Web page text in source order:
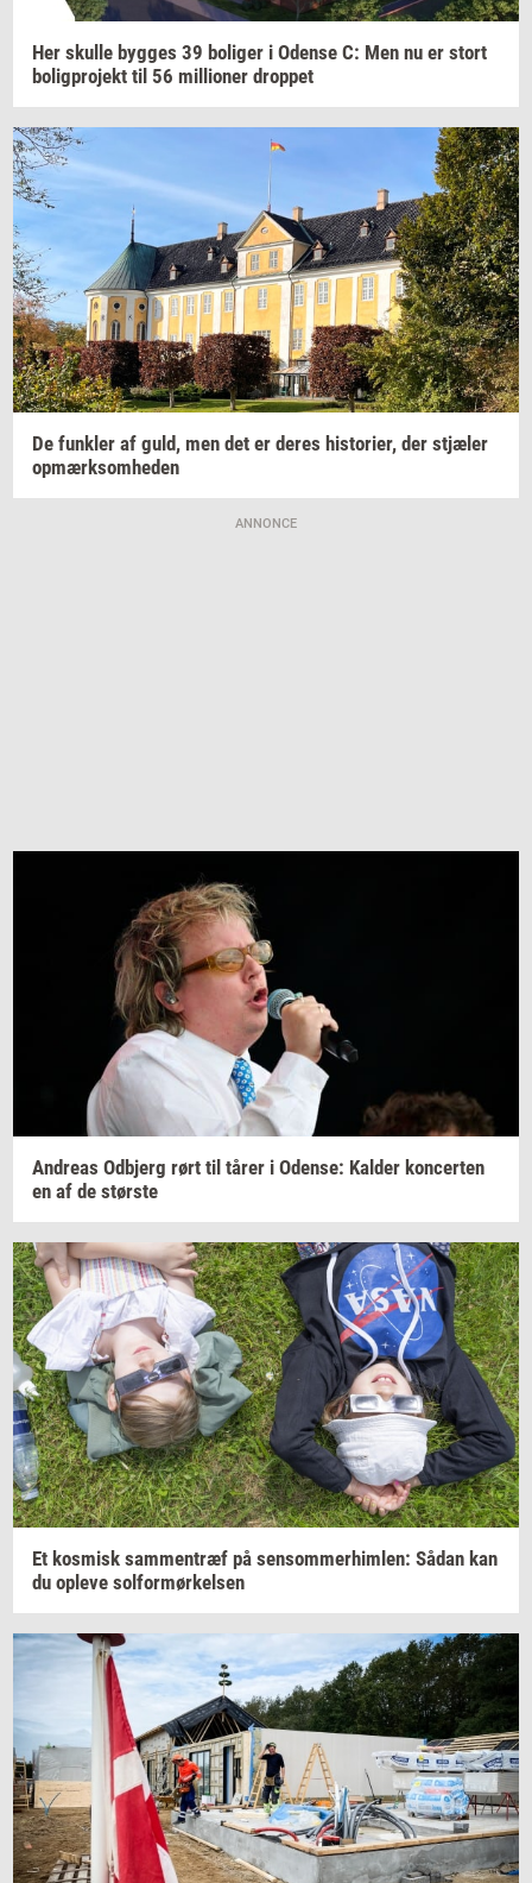
Her skul­le byg­ges 39 bo­li­ger i Oden­se C: Men nu er stort
bo­lig­pro­jekt til 56 mil­li­o­ner drop­pet
De funk­ler af guld, men det er deres hi­sto­ri­er, der stjæ­ler
op­mærk­som­he­den
ANNONCE
An­dreas Od­b­jerg rørt til tårer i Oden­se: Kal­der kon­cer­ten
en af de stør­ste
Et kos­misk sam­men­træf på sen­som­mer­him­len: Sådan kan
du op­le­ve sol­for­mør­kel­sen